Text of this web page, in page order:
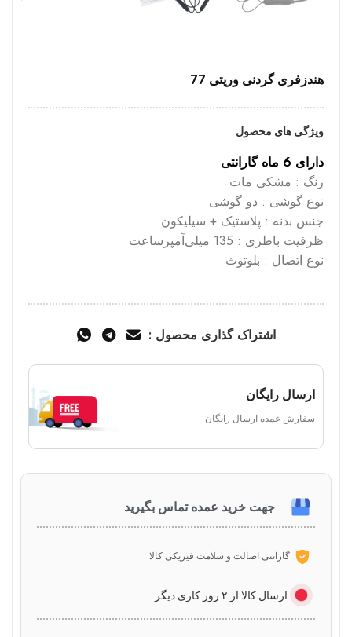
هندزفری گردنی وریتی 77
ویژگی های محصول
دارای 6 ماه گارانتی
رنگ : مشکی مات
نوع گوشی : دو گوشی
جنس بدنه : پلاستیک + سیلیکون
ظرفیت باطری : 135 میلی‌آمپرساعت
نوع اتصال : بلوتوث
اشتراک گذاری محصول :
ارسال رایگان
سفارش عمده ارسال رایگان
جهت خرید عمده تماس بگیرید
گارانتی اصالت و سلامت فیزیکی کالا
ارسال کالا از ۲ روز کاری دیگر